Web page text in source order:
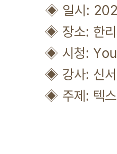
◈ 일시: 2021
◈ 장소: 한리과
◈ 시청:
◈ 강사: 신서인
◈ 주제: 텍스트